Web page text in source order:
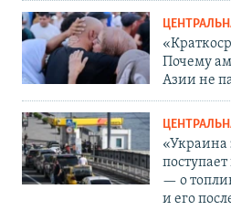
Почему
Азии не
«Украина
— о
и его